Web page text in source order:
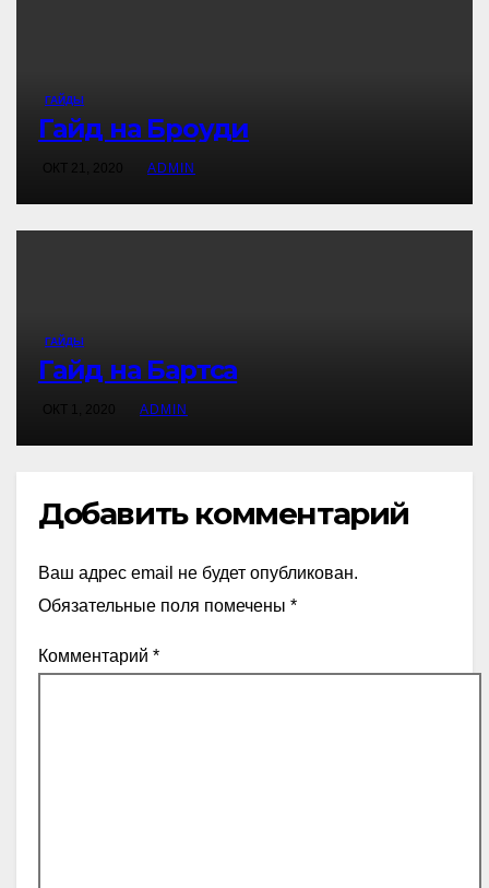
ГАЙДЫ
Гайд на Броуди
ОКТ 21, 2020 ADMIN
ГАЙДЫ
Гайд на Бартса
ОКТ 1, 2020 ADMIN
Добавить комментарий
Ваш адрес email не будет опубликован.
Обязательные поля помечены *
Комментарий *